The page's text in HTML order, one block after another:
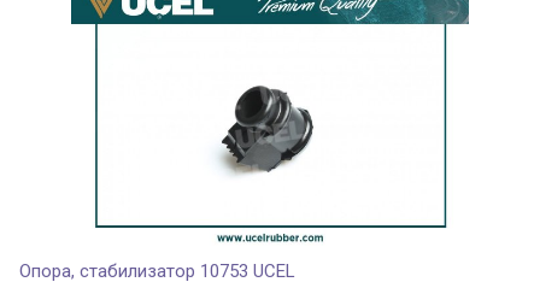
Опора, стабилизатор 10753 UCEL